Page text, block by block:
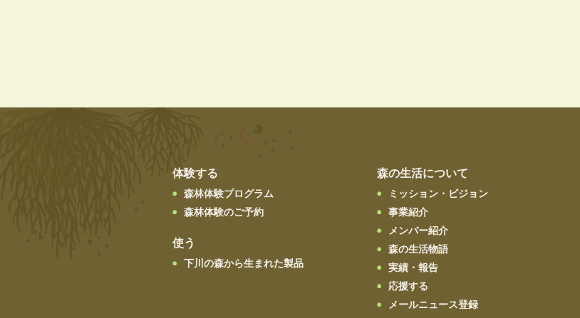
体験する
森林体験プログラム
森林体験のご予約
使う
下川の森から生まれた製品
森の生活について
ミッション・ビジョン
事業紹介
メンバー紹介
森の生活物語
実績・報告
応援する
メールニュース登録